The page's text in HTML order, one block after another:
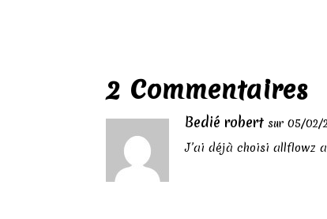
2 Commentaires
Bedié robert sur 05/02/
J’ai déjà choisi allflowz